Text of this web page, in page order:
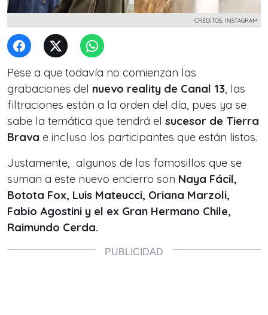
CRÉDITOS: INSTAGRAM
Pese a que todavía no comienzan las
grabaciones del nuevo reality de Canal 13, las
filtraciones están a la orden del día, pues ya se
sabe la temática que tendrá el sucesor de Tierra
Brava e incluso los participantes que están listos.
Justamente, algunos de los famosillos que se
suman a este nuevo encierro son Naya Fácil,
Botota Fox, Luis Mateucci, Oriana Marzoli,
Fabio Agostini y el ex Gran Hermano Chile,
Raimundo Cerda.